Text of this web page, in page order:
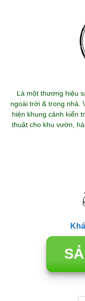
Là một thương hiệu
ngoài trời & trong nhà.
hiện khung cảnh kiến
thuật cho khu vườn,